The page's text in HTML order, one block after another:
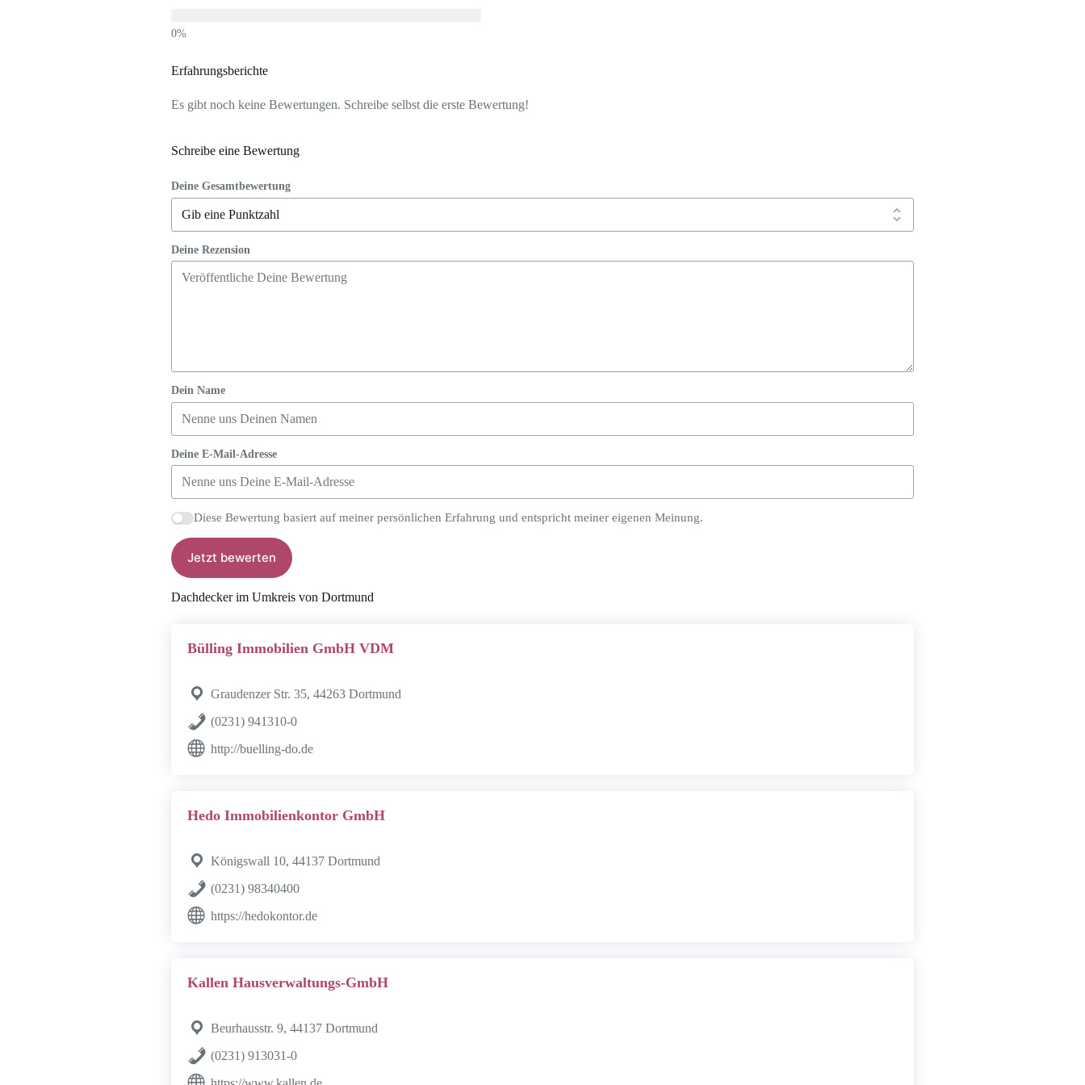
Erfahrungsberichte
Es gibt noch keine Bewertungen. Schreibe selbst die erste Bewertung!
Schreibe eine Bewertung
Deine Gesamtbewertung
Deine Rezension
Dein Name
Deine E-Mail-Adresse
Diese Bewertung basiert auf meiner persönlichen Erfahrung und entspricht meiner eigenen Meinung.
Jetzt bewerten
Dachdecker im Umkreis von Dortmund
Bülling Immobilien GmbH VDM
Graudenzer Str. 35, 44263 Dortmund
(0231) 941310-0
http://buelling-do.de
Hedo Immobilienkontor GmbH
Königswall 10, 44137 Dortmund
(0231) 98340400
https://hedokontor.de
Kallen Hausverwaltungs-GmbH
Beurhausstr. 9, 44137 Dortmund
(0231) 913031-0